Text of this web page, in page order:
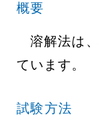
概要
溶解法は
ています。
試験方法